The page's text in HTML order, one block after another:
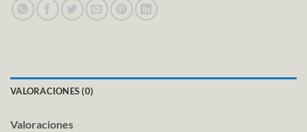
VALORACIONES (0)
Valoraciones